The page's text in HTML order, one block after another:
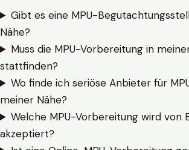
Gibt es eine MPU-
Nähe?
Muss die MPU-Vorbereitung in
stattfinden?
Wo finde ich seriöse Anbieter für
meiner Nähe?
Welche MPU-Vorbereitung wird von
akzeptiert?